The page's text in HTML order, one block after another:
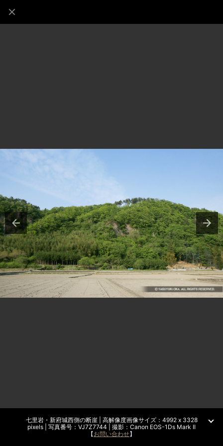
七里岩・新府城西側の断崖 | 高解像度画像サイズ：4992 x 3328
pixels | 写真番号：VJ7Z7744 | 撮影：Canon EOS-1Ds Mark II
【お問い合わせ】